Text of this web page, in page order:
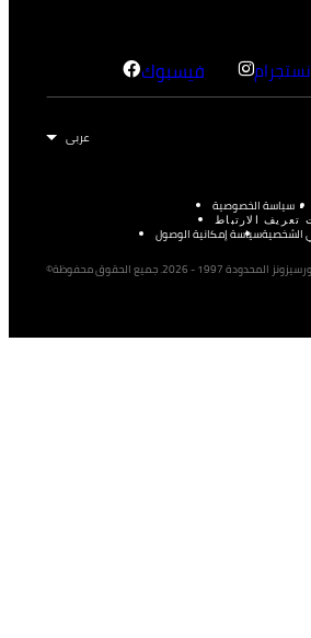
فيسبوك
سياسة الخصوصية
تعريف الارتباط
الشخصيةسياسة إمكانية الوصول